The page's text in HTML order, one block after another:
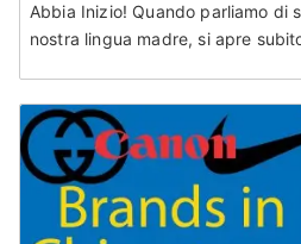
Abbia Inizio! Quando parliamo di
nostra lingua madre, si apre